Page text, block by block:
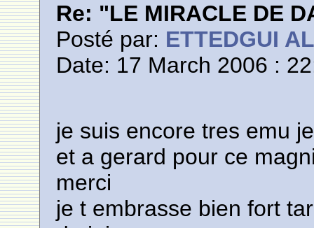
Re: "LE MIRACLE DE
Posté par: ETTEDGUI
Date: 17 March 2006 :
je suis encore tres emu
et a gerard pour ce
merci
je t embrasse bien fort